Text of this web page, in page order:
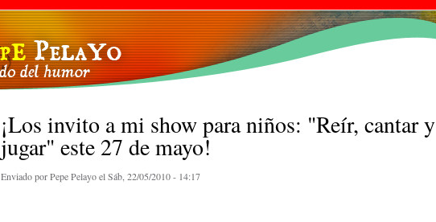
Pasar al
contenido
principal
¡Los invito a mi show para niños: "Reír, cantar y
jugar" este 27 de mayo!
Enviado porPepe Pelayoel Sáb, 22/05/2010 - 14:17